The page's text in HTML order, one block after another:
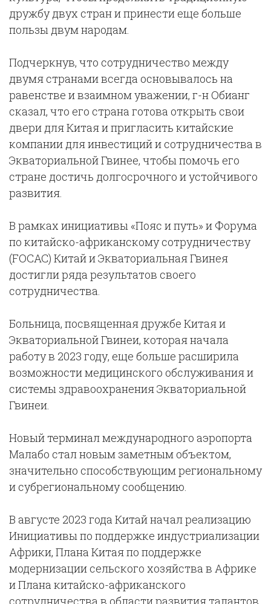
дружбу двух стран и принести еще больше
пользы двум народам.
Подчеркнув, что сотрудничество между
двумя странами всегда основывалось на
равенстве и взаимном уважении, г-н Обианг
сказал, что его страна готова открыть свои
двери для Китая и пригласить китайские
компании для инвестиций и сотрудничества в
Экваториальной Гвинее, чтобы помочь его
стране достичь долгосрочного и устойчивого
развития.
В рамках инициативы «Пояс и путь» и Форума
по китайско-африканскому сотрудничеству
(FOCAC) Китай и Экваториальная Гвинея
достигли ряда результатов своего
сотрудничества.
Больница, посвященная дружбе Китая и
Экваториальной Гвинеи, которая начала
работу в 2023 году, еще больше расширила
возможности медицинского обслуживания и
системы здравоохранения Экваториальной
Гвинеи.
Новый терминал международного аэропорта
Малабо стал новым заметным объектом,
значительно способствующим региональному
и субрегиональному сообщению.
В августе 2023 года Китай начал реализацию
Инициативы по поддержке индустриализации
Африки, Плана Китая по поддержке
модернизации сельского хозяйства в Африке
и Плана китайско-африканского
сотрудничества в области развития талантов,